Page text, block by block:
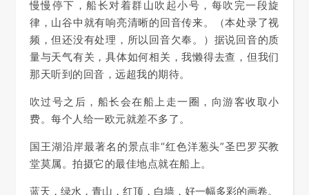
慢慢停下，船长对着群山吹起小号，每吹完一段旋
律，山谷中就有响亮清晰的回音传来。（本处录了视
频，但还没有处理，所以回音欠奉。）据说回音的质
量与天气有关，具体如何相关，我懒得去查，但我们
那天听到的回音，远超我的期待。
吹过号之后，船长会在船上走一圈，向游客收取小
费。每个人给一欧元就差不多了。
国王湖沿岸最著名的景点非“红色洋葱头”圣巴罗买教
堂莫属。拍摄它的最佳地点就在船上。
蓝天，绿水，青山，红顶，白墙，好一幅多彩的画卷。